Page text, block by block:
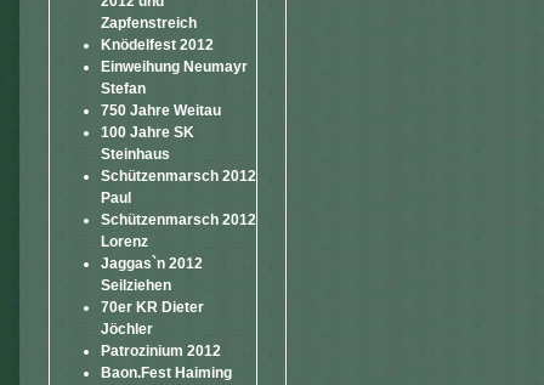
Zapfenstreich
Knödelfest 2012
Einweihung Neumayr
Stefan
750 Jahre Weitau
100 Jahre SK
Steinhaus
Schützenmarsch 2012
Paul
Schützenmarsch 2012
Lorenz
Jaggas`n 2012
Seilziehen
70er KR Dieter
Jöchler
Patrozinium 2012
Baon.Fest Haiming